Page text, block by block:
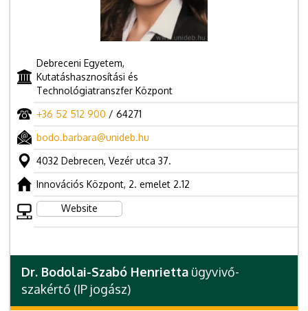
Debreceni Egyetem,
Kutatáshasznosítási és
Technológiatranszfer Központ
+36 52 512 900 / 64271
bodo.barbara@unideb.hu
4032 Debrecen, Vezér utca 37.
Innovációs Központ, 2. emelet 2.12
Website
Dr. Bodolai-Szabó Henrietta ügyvivő-
szakértő (IP jogász)